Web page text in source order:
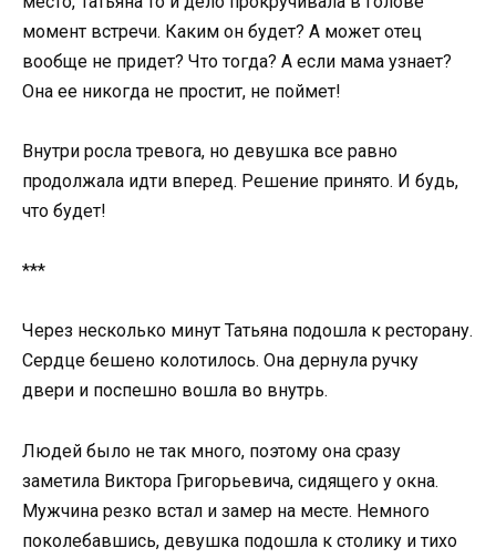
момент встречи. Каким он будет? А может отец
вообще не придет? Что тогда? А если мама узнает?
Она ее никогда не простит, не поймет!
Внутри росла тревога, но девушка все равно
продолжала идти вперед. Решение принято. И будь,
что будет!
***
Через несколько минут Татьяна подошла к ресторану.
Сердце бешено колотилось. Она дернула ручку
двери и поспешно вошла во внутрь.
Людей было не так много, поэтому она сразу
заметила Виктора Григорьевича, сидящего у окна.
Мужчина резко встал и замер на месте. Немного
поколебавшись, девушка подошла к столику и тихо